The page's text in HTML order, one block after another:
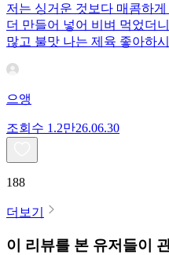
저는 싱거운 것보다 매콤하
더 만들어 넣어 비벼 먹었더
많고 불맛 나는 제육 좋아하
으앵
조회수 1.2만26.06.30
188
더보기
이 리뷰를 본 유저들이